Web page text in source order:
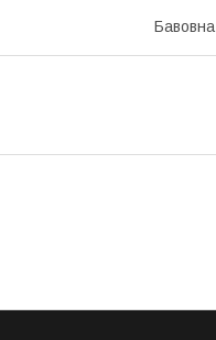
Бавовна